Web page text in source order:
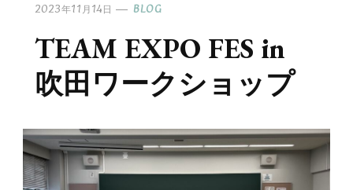
2023年11月14日 BLOG
TEAM EXPO FES in
吹田ワークショップ